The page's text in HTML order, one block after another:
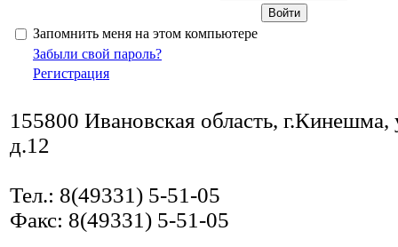
Запомнить меня на этом компьютере
Забыли свой пароль?
Регистрация
155800 Ивановская область,
д.12
Тел.: 8(49331) 5-51-05
Факс: 8(49331) 5-51-05